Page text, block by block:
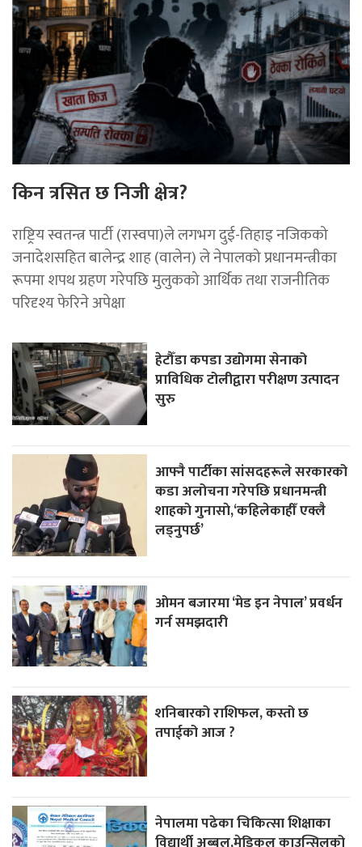
किन त्रसित छ निजी क्षेत्र?
राष्ट्रिय स्वतन्त्र पार्टी (रास्वपा)ले लगभग दुई-तिहाइ नजिकको
जनादेशसहित बालेन्द्र शाह (वालेन) ले नेपालको प्रधानमन्त्रीका
रूपमा शपथ ग्रहण गरेपछि मुलुकको आर्थिक तथा राजनीतिक
परिदृश्य फेरिने अपेक्षा
हेटौँडा कपडा उद्योगमा सेनाको
प्राविधिक टोलीद्वारा परीक्षण उत्पादन
सुरु
आफ्नै पार्टीका सांसदहरूले सरकारको
कडा अलोचना गरेपछि प्रधानमन्त्री
शाहकाे गुनासाे,‘कहिलेकाहीँ एक्लै
लड्नुपर्छ’
ओमन बजारमा ‘मेड इन नेपाल’ प्रवर्धन
गर्न समझदारी
शनिबारको राशिफल, कस्तो छ
तपाईको आज ?
नेपालमा पढेका चिकित्सा शिक्षाका
विद्यार्थी अब्बल,मेडिकल काउन्सिलको